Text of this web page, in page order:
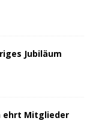
Jubiläum
ehrt Mitglieder